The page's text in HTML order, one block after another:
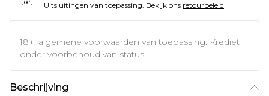
Uitsluitingen van toepassing. Bekijk ons retourbeleid
18+, algemene voorwaarden van toepassing. Krediet
onder voorbehoud van status
Beschrijving